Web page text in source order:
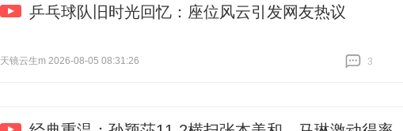
乒乓球队旧时光回忆：座位风云引发网友热议
天镜云生m 2026-08-05 08:31:26
3